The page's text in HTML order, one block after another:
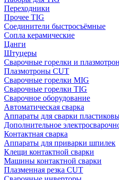
Переходники
Прочее TIG
Соединители быстросъёмные
Сопла керамические
Цанги
Штуцеры
Сварочные горелки и
Плазмотроны CUT
Сварочные горелки MIG
Сварочные горелки TIG
Сварочное оборудование
Автоматическая сварка
Аппараты для сварки
Дополнительное
Контактная сварка
Аппараты для приварки шпилек
Клещи контактной сварки
Машины контактной сварки
Плазменная резка CUT